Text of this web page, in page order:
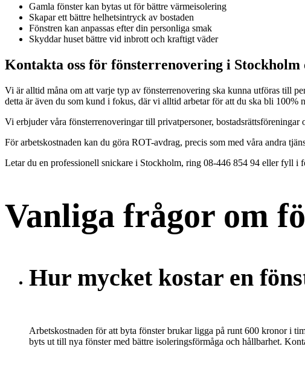
Gamla fönster kan bytas ut för bättre värmeisolering
Skapar ett bättre helhetsintryck av bostaden
Fönstren kan anpassas efter din personliga smak
Skyddar huset bättre vid inbrott och kraftigt väder
Kontakta oss för fönsterrenovering i Stockholm
Vi är alltid måna om att varje typ av fönsterrenovering ska kunna utföras till
detta är även du som kund i fokus, där vi alltid arbetar för att du ska bli 100%
Vi erbjuder våra fönsterrenoveringar till privatpersoner,
För arbetskostnaden kan du göra ROT-avdrag, precis som med våra andra
Letar du en professionell snickare i Stockholm, ring 08-446 854 94 eller fyll i
Vanliga frågor om
Hur mycket kostar en
Arbetskostnaden för att byta fönster brukar ligga på runt 600 kronor i
byts ut till nya fönster med bättre isoleringsförmåga och hållbarhet.